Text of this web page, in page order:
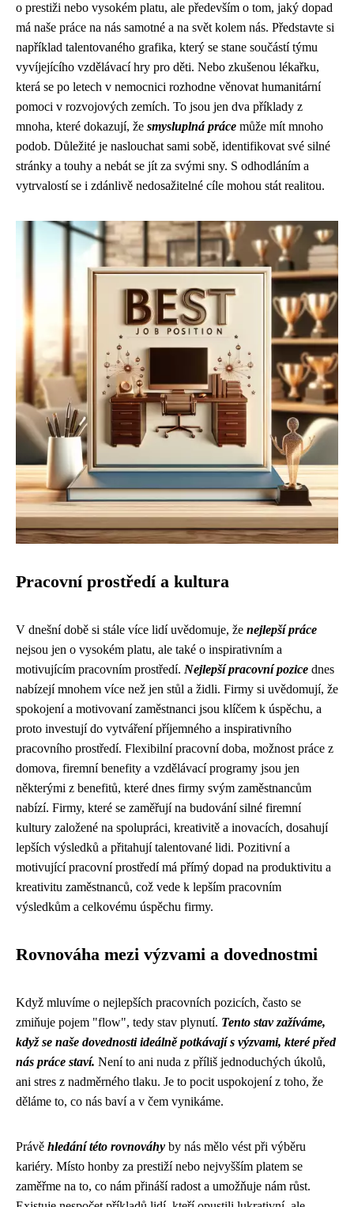
o prestiži nebo vysokém platu, ale především o tom, jaký dopad
má naše práce na nás samotné a na svět kolem nás. Představte si
například talentovaného grafika, který se stane součástí týmu
vyvíjejícího vzdělávací hry pro děti. Nebo zkušenou lékařku,
která se po letech v nemocnici rozhodne věnovat humanitární
pomoci v rozvojových zemích. To jsou jen dva příklady z
mnoha, které dokazují, že smysluplná práce může mít mnoho
podob. Důležité je naslouchat sami sobě, identifikovat své silné
stránky a touhy a nebát se jít za svými sny. S odhodláním a
vytrvalostí se i zdánlivě nedosažitelné cíle mohou stát realitou.
Pracovní prostředí a kultura
V dnešní době si stále více lidí uvědomuje, že nejlepší práce
nejsou jen o vysokém platu, ale také o inspirativním a
motivujícím pracovním prostředí. Nejlepší pracovní pozice dnes
nabízejí mnohem více než jen stůl a židli. Firmy si uvědomují, že
spokojení a motivovaní zaměstnanci jsou klíčem k úspěchu, a
proto investují do vytváření příjemného a inspirativního
pracovního prostředí. Flexibilní pracovní doba, možnost práce z
domova, firemní benefity a vzdělávací programy jsou jen
některými z benefitů, které dnes firmy svým zaměstnancům
nabízí. Firmy, které se zaměřují na budování silné firemní
kultury založené na spolupráci, kreativitě a inovacích, dosahují
lepších výsledků a přitahují talentované lidi. Pozitivní a
motivující pracovní prostředí má přímý dopad na produktivitu a
kreativitu zaměstnanců, což vede k lepším pracovním
výsledkům a celkovému úspěchu firmy.
Rovnováha mezi výzvami a dovednostmi
Když mluvíme o nejlepších pracovních pozicích, často se
zmiňuje pojem "flow", tedy stav plynutí. Tento stav zažíváme,
když se naše dovednosti ideálně potkávají s výzvami, které před
nás práce staví. Není to ani nuda z příliš jednoduchých úkolů,
ani stres z nadměrného tlaku. Je to pocit uspokojení z toho, že
děláme to, co nás baví a v čem vynikáme.
Právě hledání této rovnováhy by nás mělo vést při výběru
kariéry. Místo honby za prestiží nebo nejvyšším platem se
zaměřme na to, co nám přináší radost a umožňuje nám růst.